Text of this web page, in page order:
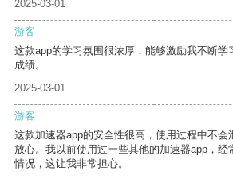
2025-03-01
游客
这款app的学习氛围很浓厚，能够激励我不断学
成绩。
2025-03-01
游客
这款加速器app的安全性很高，使用过程中不会
放心。我以前使用过一些其他的加速器app，经
情况，这让我非常担心。